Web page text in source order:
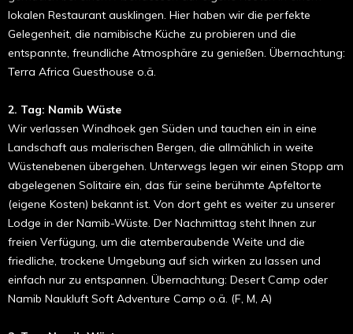
lokalen Restaurant ausklingen. Hier haben wir die perfekte
Gelegenheit, die namibische Küche zu probieren und die
entspannte, freundliche Atmosphäre zu genießen. Übernachtung:
Terra Africa Guesthouse o.ä.
2. Tag: Namib Wüste
Wir verlassen Windhoek gen Süden und tauchen ein in eine
Landschaft aus malerischen Bergen, die allmählich in weite
Wüstenebenen übergehen. Unterwegs legen wir einen Stopp am
abgelegenen Solitaire ein, das für seine berühmte Apfeltorte
(eigene Kosten) bekannt ist. Von dort geht es weiter zu unserer
Lodge in der Namib-Wüste. Der Nachmittag steht Ihnen zur
freien Verfügung, um die atemberaubende Weite und die
friedliche, trockene Umgebung auf sich wirken zu lassen und
einfach nur zu entspannen. Übernachtung: Desert Camp oder
Namib Naukluft Soft Adventure Camp o.ä. (F, M, A)